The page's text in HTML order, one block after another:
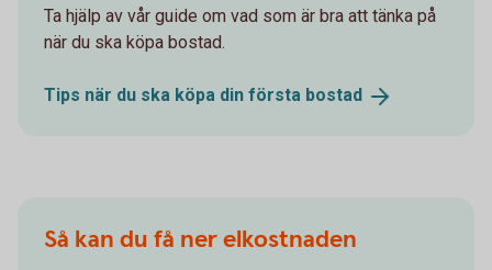
Ta hjälp av vår guide om vad som är bra att tänka på
när du ska köpa bostad.
Tips när du ska köpa din första bostad
Så kan du få ner elkostnaden